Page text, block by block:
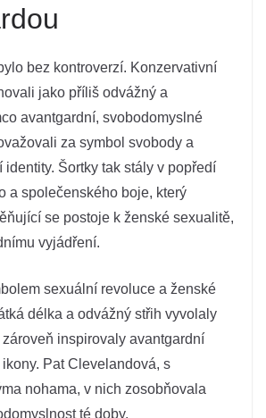
bez kontroverzí. Konzervativní
jako příliš odvážný a
avantgardní, svobodomyslné
za symbol svobody a
Šortky tak stály v popředí
a společenského boje, který
se postoje k ženské sexualitě,
vyjádření.
sexuální revoluce a ženské
délka a odvážný střih vyvolaly
zároveň inspirovaly avantgardní
Pat Clevelandová, s
nohama, v nich zosobňovala
té doby.